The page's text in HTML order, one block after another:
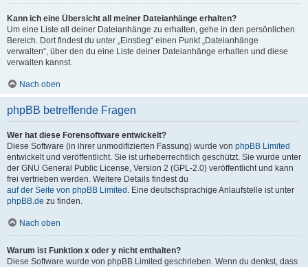
Kann ich eine Übersicht all meiner Dateianhänge erhalten?
Um eine Liste all deiner Dateianhänge zu erhalten, gehe in den persönlichen
Bereich. Dort findest du unter „Einstieg“ einen Punkt „Dateianhänge
verwalten“, über den du eine Liste deiner Dateianhänge erhalten und diese
verwalten kannst.
Nach oben
phpBB betreffende Fragen
Wer hat diese Forensoftware entwickelt?
Diese Software (in ihrer unmodifizierten Fassung) wurde von phpBB Limited
entwickelt und veröffentlicht. Sie ist urheberrechtlich geschützt. Sie wurde unter
der GNU General Public License, Version 2 (GPL-2.0) veröffentlicht und kann
frei vertrieben werden. Weitere Details findest du
auf der Seite von phpBB Limited . Eine deutschsprachige Anlaufstelle ist unter
phpBB.de zu finden.
Nach oben
Warum ist Funktion x oder y nicht enthalten?
Diese Software wurde von phpBB Limited geschrieben. Wenn du denkst, dass